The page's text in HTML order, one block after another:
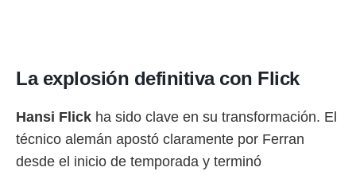
La explosión definitiva con Flick
Hansi Flick ha sido clave en su transformación. El
técnico alemán apostó claramente por Ferran
desde el inicio de temporada y terminó